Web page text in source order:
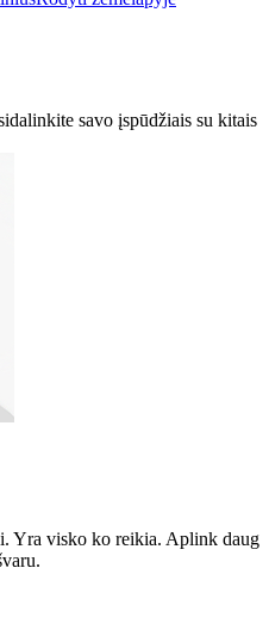
savo įspūdžiais su kitais
Yra visko ko reikia. Aplink daug